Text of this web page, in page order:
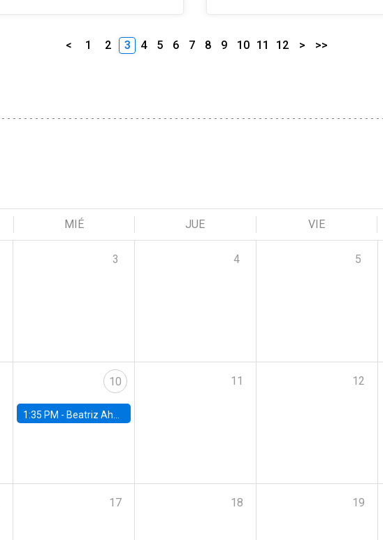
< 1 2 3 4 5 6 7 8 9 10 11 12 > >>
MIÉ JUE VIE
3 4 5
10
1:35 PM - Beatriz Ahumada, PhD candidate, Universidad de Pittsburgh
11 12
17 18 19